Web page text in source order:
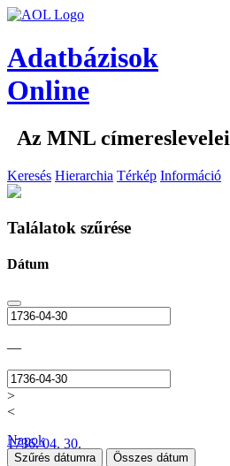
Adatbázisok
Online
Az MNL címereslevelei
Keresés Hierarchia Térkép Információ
Találatok szűrése
Dátum
—
>
<
1736. 04. 30.
Napok
Szűrés dátumra Összes dátum